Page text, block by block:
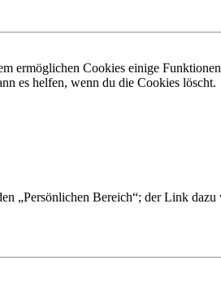
ermöglichen Cookies einige
es helfen, wenn du die Cookies löscht.
„Persönlichen Bereich“; der Link